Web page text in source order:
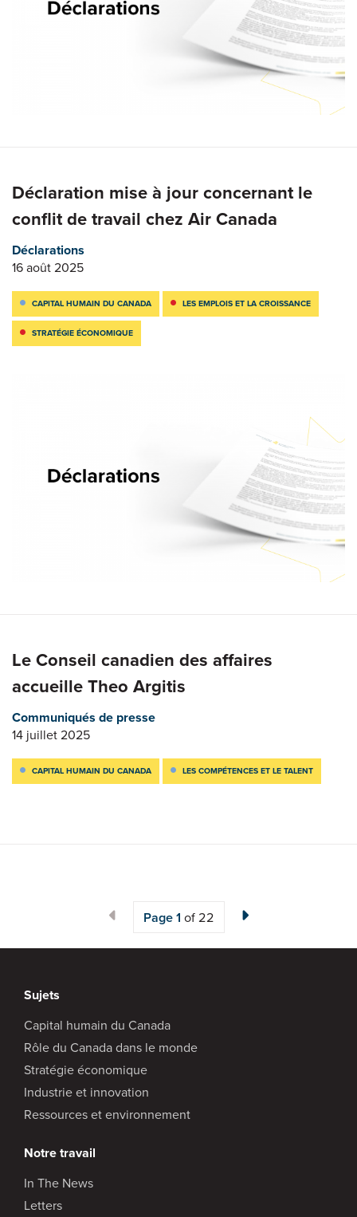
Déclaration mise à jour concernant le
conflit de travail chez Air Canada
Déclarations
16 août 2025
CAPITAL HUMAIN DU CANADA LES EMPLOIS ET LA CROISSANCE
STRATÉGIE ÉCONOMIQUE
Le Conseil canadien des affaires
accueille Theo Argitis
Communiqués de presse
14 juillet 2025
CAPITAL HUMAIN DU CANADA LES COMPÉTENCES ET LE TALENT
Page1 of 22
Sujets
Capital humain du Canada
Rôle du Canada dans le monde
Stratégie économique
Industrie et innovation
Ressources et environnement
Notre travail
In The News
Letters